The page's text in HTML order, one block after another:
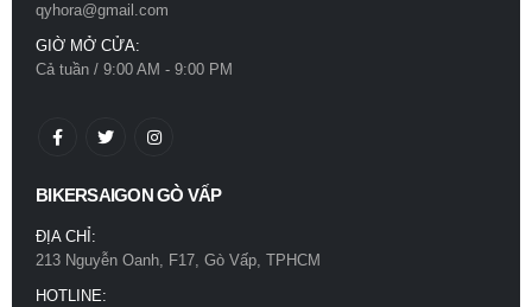
qyhora@gmail.com
GIỜ MỞ CỬA:
Cả tuần / 9:00 AM - 9:00 PM
BIKERSAIGON GÒ VẤP
ĐỊA CHỈ:
213 Nguyễn Oanh, F17, Gò Vấp, TPHCM
HOTLINE: